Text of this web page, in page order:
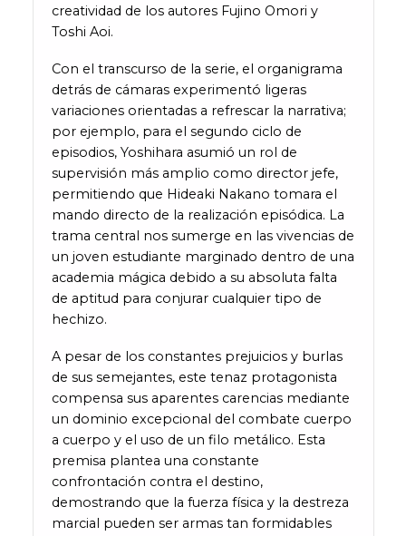
creatividad de los autores Fujino Omori y
Toshi Aoi.
Con el transcurso de la serie, el organigrama
detrás de cámaras experimentó ligeras
variaciones orientadas a refrescar la narrativa;
por ejemplo, para el segundo ciclo de
episodios, Yoshihara asumió un rol de
supervisión más amplio como director jefe,
permitiendo que Hideaki Nakano tomara el
mando directo de la realización episódica. La
trama central nos sumerge en las vivencias de
un joven estudiante marginado dentro de una
academia mágica debido a su absoluta falta
de aptitud para conjurar cualquier tipo de
hechizo.
A pesar de los constantes prejuicios y burlas
de sus semejantes, este tenaz protagonista
compensa sus aparentes carencias mediante
un dominio excepcional del combate cuerpo
a cuerpo y el uso de un filo metálico. Esta
premisa plantea una constante
confrontación contra el destino,
demostrando que la fuerza física y la destreza
marcial pueden ser armas tan formidables